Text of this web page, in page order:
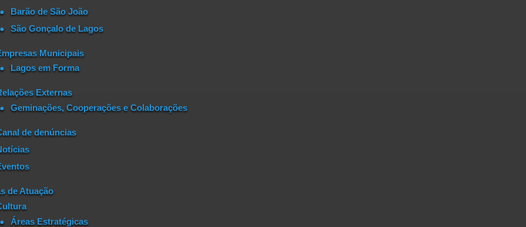
Barão de São João
São Gonçalo de Lagos
Municipais
Lagos em Forma
Externas
Geminações, Cooperações e Colaborações
de denúncias
de Atuação
Áreas Estratégicas